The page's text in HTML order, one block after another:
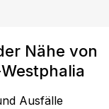
Nähe von
Ausfälle